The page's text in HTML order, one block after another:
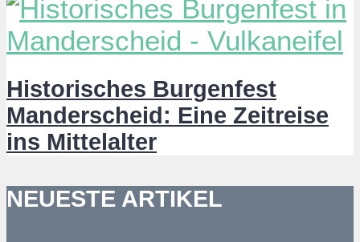
Historisches Burgenfest
Manderscheid: Eine Zeitreise
ins Mittelalter
NEUESTE ARTIKEL